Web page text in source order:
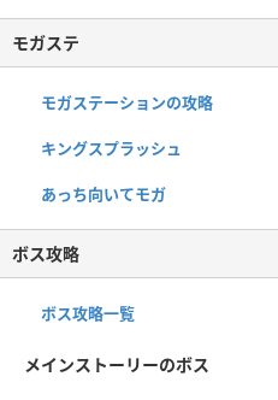
モガステ
モガステーションの攻略
キングスプラッシュ
あっち向いてモガ
ボス攻略
ボス攻略一覧
メインストーリーのボス